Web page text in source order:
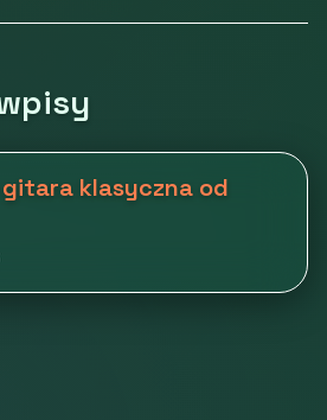
gitara klasyczna od